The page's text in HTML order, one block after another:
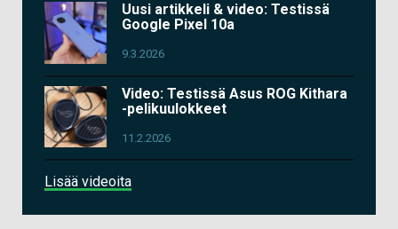
Uusi artikkeli & video: Testissä
Google Pixel 10a
9.3.2026
Video: Testissä Asus ROG Kithara
-pelikuulokkeet
11.2.2026
Lisää videoita